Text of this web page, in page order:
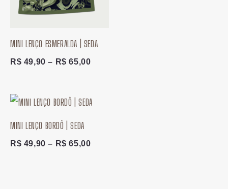
MINI LENÇO ESMERALDA | SEDA
R$ 49,90 – R$ 65,00
MINI LENÇO BORDÔ | SEDA
R$ 49,90 – R$ 65,00
Faixa
através